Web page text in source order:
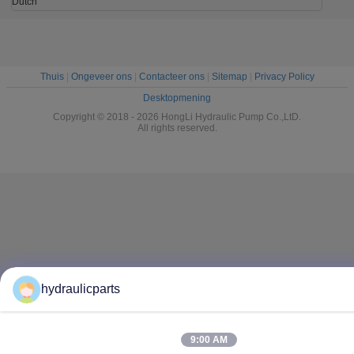
Thuis| Ongeveer ons| Contacteer ons| Sitemap
Privacy Policy
Desktopmening
Copyright © 2018 - 2026 HongLi Hydraulic Pump Co.,LtD.
All rights reserved.
hydraulicparts
9:00 AM